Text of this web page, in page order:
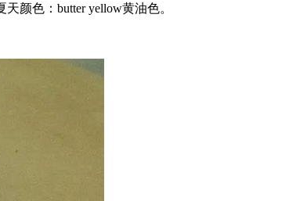
颜色：butter yellow黄油色。